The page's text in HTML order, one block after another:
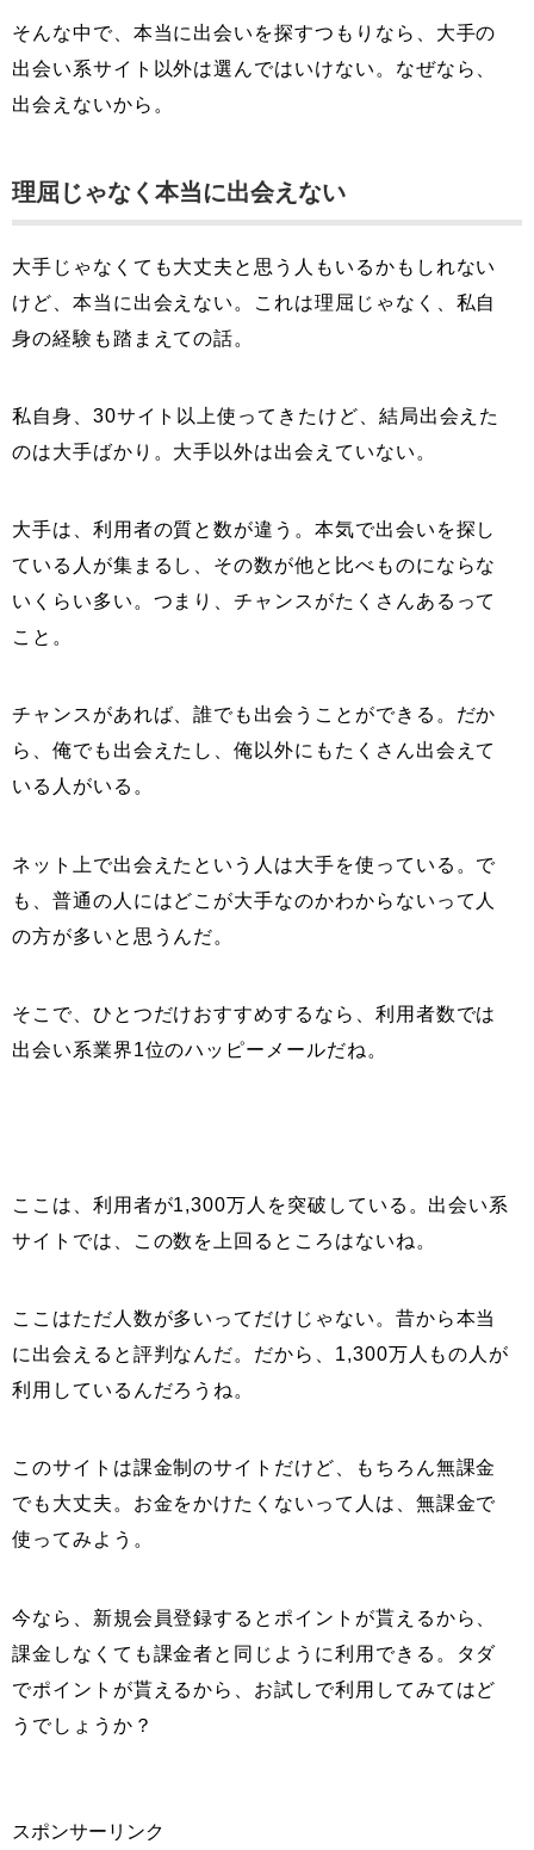
そんな中で、本当に出会いを探すつもりなら、大手の
出会い系サイト以外は選んではいけない。なぜなら、
出会えないから。
理屈じゃなく本当に出会えない
大手じゃなくても大丈夫と思う人もいるかもしれない
けど、本当に出会えない。これは理屈じゃなく、私自
身の経験も踏まえての話。
私自身、30サイト以上使ってきたけど、結局出会えた
のは大手ばかり。大手以外は出会えていない。
大手は、利用者の質と数が違う。本気で出会いを探し
ている人が集まるし、その数が他と比べものにならな
いくらい多い。つまり、チャンスがたくさんあるって
こと。
チャンスがあれば、誰でも出会うことができる。だか
ら、俺でも出会えたし、俺以外にもたくさん出会えて
いる人がいる。
ネット上で出会えたという人は大手を使っている。で
も、普通の人にはどこが大手なのかわからないって人
の方が多いと思うんだ。
そこで、ひとつだけおすすめするなら、利用者数では
出会い系業界1位のハッピーメールだね。
ここは、利用者が1,300万人を突破している。出会い系
サイトでは、この数を上回るところはないね。
ここはただ人数が多いってだけじゃない。昔から本当
に出会えると評判なんだ。だから、1,300万人もの人が
利用しているんだろうね。
このサイトは課金制のサイトだけど、もちろん無課金
でも大丈夫。お金をかけたくないって人は、無課金で
使ってみよう。
今なら、新規会員登録するとポイントが貰えるから、
課金しなくても課金者と同じように利用できる。タダ
でポイントが貰えるから、お試しで利用してみてはど
うでしょうか？
スポンサーリンク